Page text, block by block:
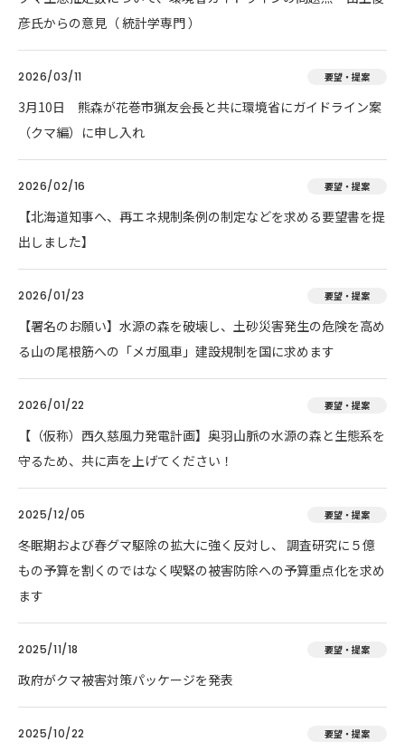
彦氏からの意見（ 統計学専門 ）
2026/03/11 要望・提案
3月10日 熊森が花巻市猟友会長と共に環境省にガイドライン案
（クマ編）に申し入れ
2026/02/16 要望・提案
【北海道知事へ、再エネ規制条例の制定などを求める要望書を提
出しました】
2026/01/23 要望・提案
【署名のお願い】水源の森を破壊し、土砂災害発生の危険を高め
る山の尾根筋への「メガ風車」建設規制を国に求めます
2026/01/22 要望・提案
【（仮称）西久慈風力発電計画】奥羽山脈の水源の森と生態系を
守るため、共に声を上げてください！
2025/12/05 要望・提案
冬眠期および春グマ駆除の拡大に強く反対し、 調査研究に５億
もの予算を割くのではなく喫緊の被害防除への予算重点化を求め
ます
2025/11/18 要望・提案
政府がクマ被害対策パッケージを発表
2025/10/22 要望・提案